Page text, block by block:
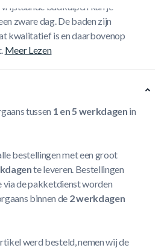
badkuipen kan je
zware dag. De baden zijn
kwalitatief is en daarbovenop
Meer Lezen
tussen 1 en 5 werkdagen in
bestellingen met een groot
te leveren. Bestellingen
via de pakketdienst worden
binnen de 2 werkdagen
werd besteld, nemen wij de